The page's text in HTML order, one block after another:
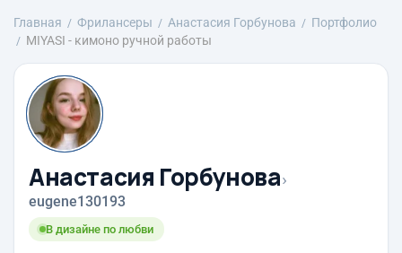
Главная Фрилансеры Анастасия Горбунова
Портфолио
MIYASI - кимоно ручной работы
Анастасия Горбунова›
eugene130193
В дизайне по любви